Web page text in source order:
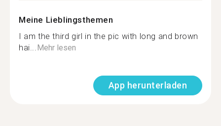
Meine Lieblingsthemen
I am the third girl in the pic with long and brown
hai... Mehr lesen
App herunterladen